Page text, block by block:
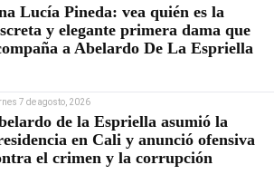
Lucía Pineda: vea quién es la
y elegante primera dama que
a Abelardo De La Espriella
7 de agosto, 2026
de la Espriella asumió la
en Cali y anunció ofensiva
el crimen y la corrupción